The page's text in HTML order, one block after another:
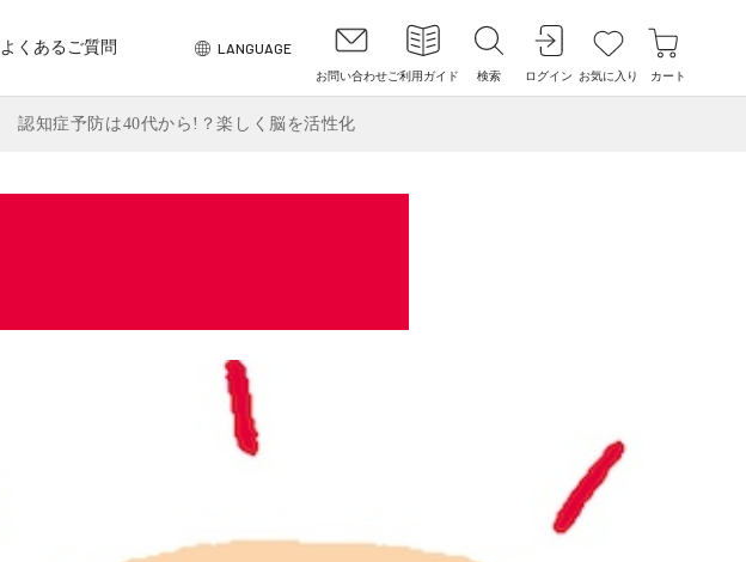
よくあるご質問 LANGUAGE
お問い合わせご利用ガイド 検索 ログイン お気に入り カート
認知症予防は40代から!？楽しく脳を活性化